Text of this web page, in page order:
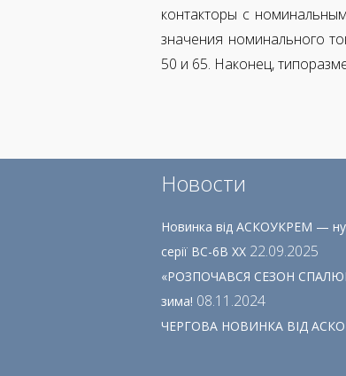
контакторы с
значения номинального
50 и 65. Наконец,
Новости
Новинка від АСКОУКРЕМ —
серії ВС-6В ХХ 22.09.2025
«РОЗПОЧАВСЯ СЕЗОН
зима! 08.11.2024
ЧЕРГОВА НОВИНКА ВІД